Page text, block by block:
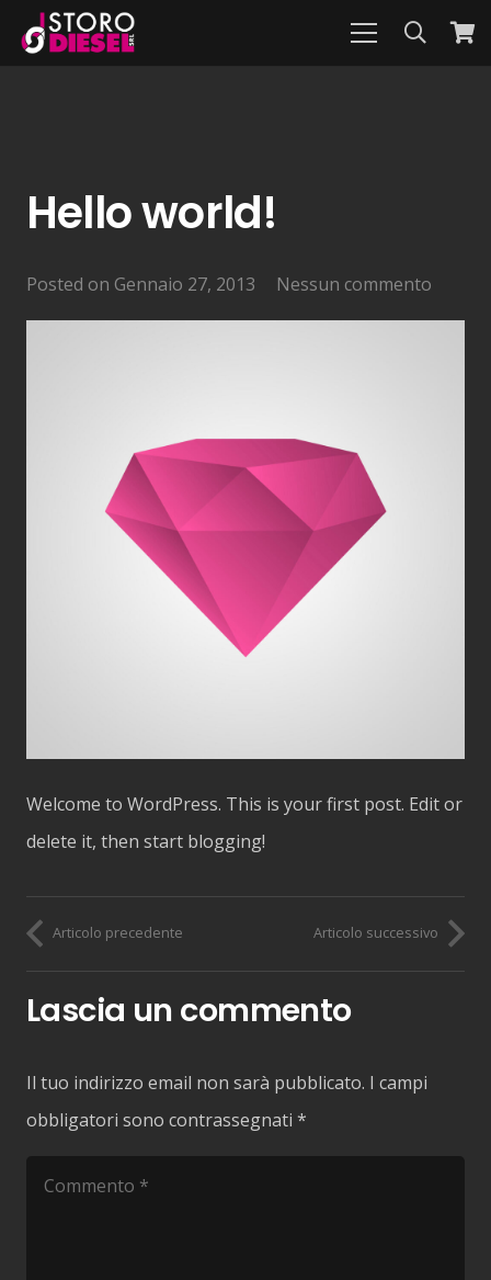
Hello world!
Posted on Gennaio 27, 2013 Nessun commento
Welcome to WordPress. This is your first post. Edit or
delete it, then start blogging!
Articolo precedente Articolo successivo
Lascia un commento
Il tuo indirizzo email non sarà pubblicato. I campi
obbligatori sono contrassegnati *